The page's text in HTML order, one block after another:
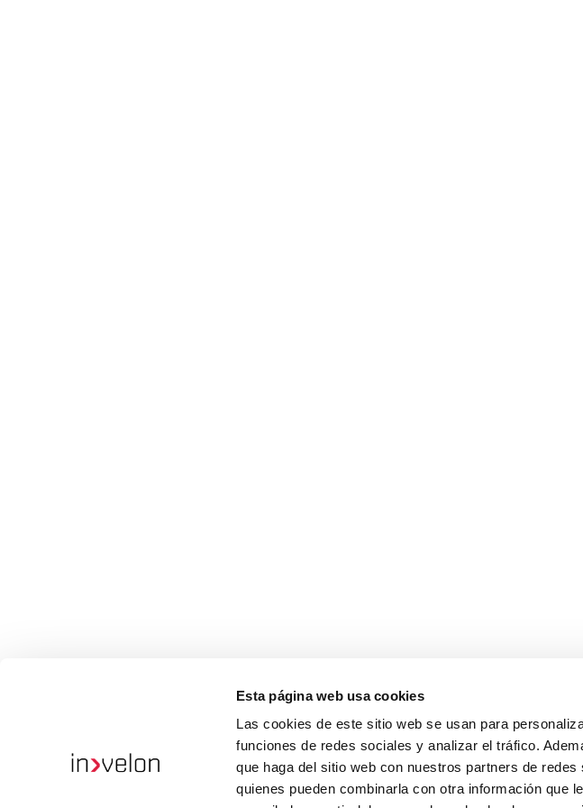
Esta página web usa cookies
Las cookies de este sitio web se usan para
funciones de redes sociales y analizar el tráfico.
que haga del sitio web con nuestros partners de
quienes pueden combinarla con otra información que